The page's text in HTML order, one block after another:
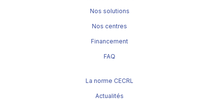
Nos solutions
Nos centres
Financement
FAQ
La norme CECRL
Actualités